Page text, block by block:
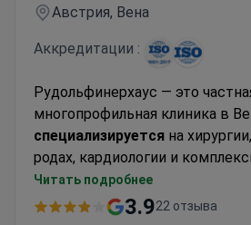
Австрия, Вена
Аккредитации :
Рудольфинерхаус — это
многопрофильная клиника в
специализируется на
родах, кардиологии и
обследовании организма
Рудольфинерхаус — это
Читать подробнее
3.922 отзыва